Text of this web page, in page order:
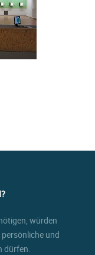
würden
und
dürfen.